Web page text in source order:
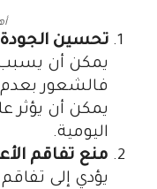
تحسين الجودة
يمكن أن يسبب
فالشعور بعدم
يمكن أن يؤثر
اليومية.
منع تفاقم
يؤدي إلى